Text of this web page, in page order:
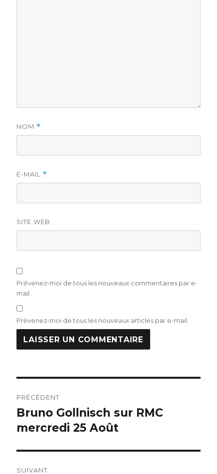
NOM *
E-MAIL *
SITE WEB
Prévenez-moi de tous les nouveaux commentaires par e-
mail.
Prévenez-moi de tous les nouveaux articles par e-mail.
de
l’article
PRÉCÉDENT
Publication
précédente :
Bruno Gollnisch sur RMC
mercredi 25 Août
SUIVANT